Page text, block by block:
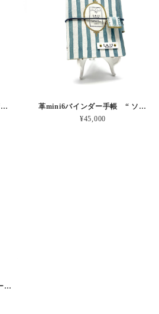
革micro5バインダー手帳 “ブルーベリー・レモンシェイク 昼下がりのお茶会” 本革
革mini6バインダー手帳 “ ソーダ・セサミシェイク 昼下がりのお茶会” 本革
¥45,000
革micro5スクエアバインダー手帳 “ メロン・イチゴシェイク 昼下がりのお茶会” 本革